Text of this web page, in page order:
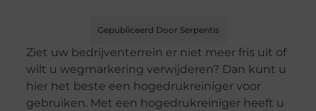
Gepubliceerd Door Serpentis
Ziet uw bedrijventerrein er niet meer fris uit of
wilt u wegmarkering verwijderen? Dan kunt u
hier het beste een hogedrukreiniger voor
gebruiken. Met een hogedrukreiniger heeft u